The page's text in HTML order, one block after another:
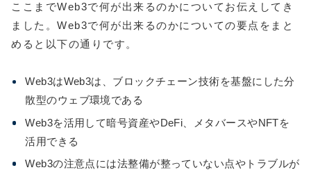
ここまでWeb3で何が出来るのかについてお伝えしてき
ました。Web3で何が出来るのかについての要点をまと
めると以下の通りです。
Web3はWeb3は、ブロックチェーン技術を基盤にした分
散型のウェブ環境である
Web3を活用して暗号資産やDeFi、メタバースやNFTを
活用できる
Web3の注意点には法整備が整っていない点やトラブルが